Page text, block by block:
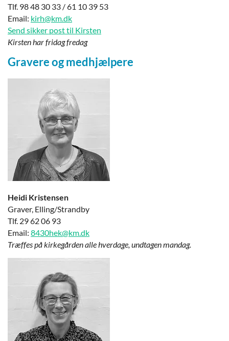
Tlf. 98 48 30 33 / 61 10 39 53
Email: kirh@km.dk
Send sikker post til Kirsten
Kirsten har fridag fredag
Gravere og medhjælpere
Heidi Kristensen
Graver, Elling/Strandby
Tlf. 29 62 06 93
Email: 8430hek@km.dk
Træffes på kirkegården alle hverdage, undtagen mandag.